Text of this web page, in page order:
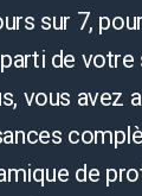
sur 7,
de votre
vous avez
de